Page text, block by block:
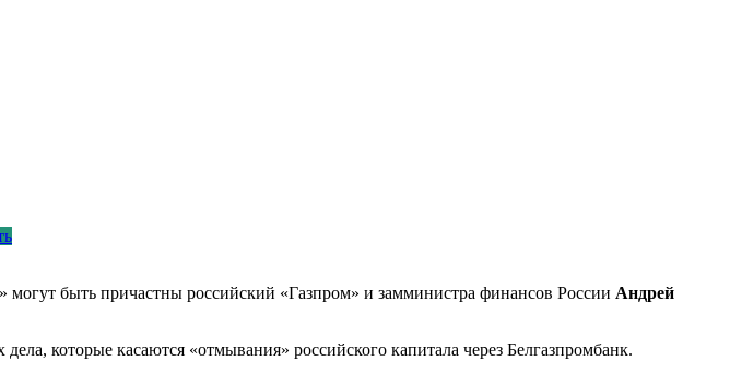
могут быть причастны российский «Газпром» и замминистра финансов России Андрей
которые касаются «отмывания» российского капитала через Белгазпромбанк.